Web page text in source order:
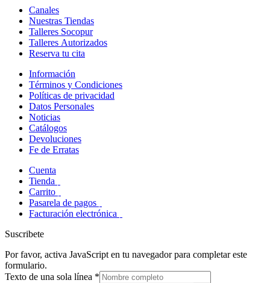
Canales
Nuestras Tiendas
Talleres Socopur
Talleres Autorizados
Reserva tu cita
Información
Términos y Condiciones
Políticas de privacidad
Datos Personales
Noticias
Catálogos
Devoluciones
Fe de Erratas
Cuenta
Tienda
Carrito
Pasarela de pagos
Facturación electrónica
Suscribete
Por favor, activa JavaScript en tu navegador para completar este
formulario.
Texto de una sola línea *